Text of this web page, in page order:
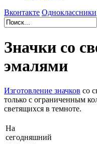
Вконтакте Одноклассники
Значки со
эмалями
Изготовление значков со
только с ограниченным
светящихся в темноте.
На
сегодняшний